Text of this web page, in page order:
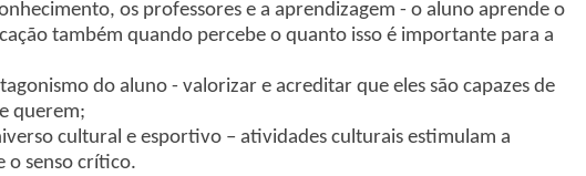
os professores e a aprendizagem - o aluno aprende o
também quando percebe o quanto isso é importante para a
do aluno - valorizar e acreditar que eles são capazes de
querem;
cultural e esportivo – atividades culturais estimulam a
o senso crítico.